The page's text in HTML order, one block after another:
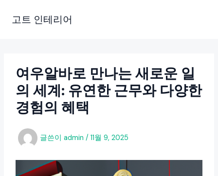
고트 인테리어
여우알바로 만나는 새로운 일
의 세계: 유연한 근무와 다양한
경험의 혜택
글쓴이 admin / 11월 9, 2025